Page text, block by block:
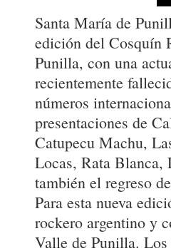
Santa María de
edición del Cosquín
Punilla, con una
recientemente
números
presentaciones de
Catupecu Machu,
Locas, Rata Blanca,
también el regreso
Para esta nueva
rockero argentino y
Valle de Punilla.